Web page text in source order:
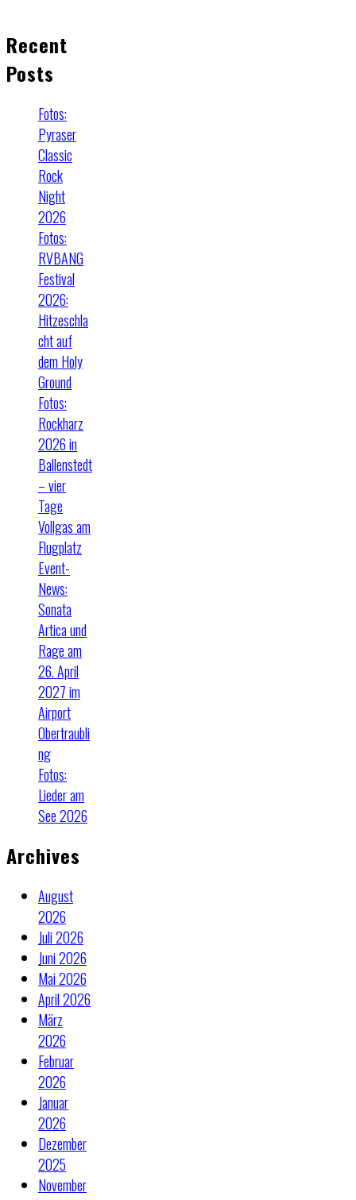
Recent
Posts
Fotos:
Pyraser
Classic
Rock
Night
2026
Fotos:
RVBANG
Festival
2026:
Hitzeschla
cht auf
dem Holy
Ground
Fotos:
Rockharz
2026 in
Ballenstedt
– vier
Tage
Vollgas am
Flugplatz
Event-
News:
Sonata
Artica und
Rage am
26. April
2027 im
Airport
Obertraubli
ng
Fotos:
Lieder am
See 2026
Archives
August
2026
Juli 2026
Juni 2026
Mai 2026
April 2026
März
2026
Februar
2026
Januar
2026
Dezember
2025
November